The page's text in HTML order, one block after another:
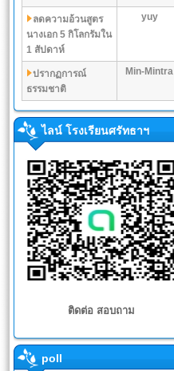
ลดความอ้วนสูตร
นางเอก 5 กิโลกรัมใน
1 สัปดาห์
yuy
ปรากฏการณ์
ธรรมชาติ
Min-Mintra
ไลน์ โรงเรียนศรัทธาฯ
ติดต่อ สอบถาม
poll